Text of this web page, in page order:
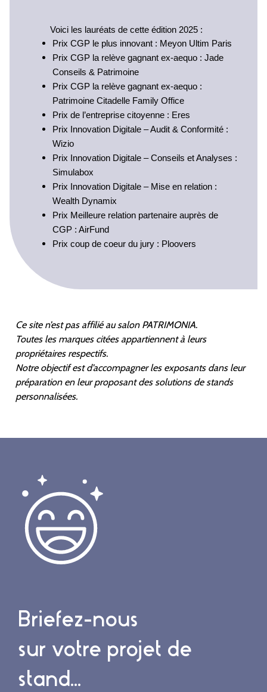
Voici les lauréats de cette édition 2025 :
Prix CGP le plus innovant : Meyon Ultim Paris
Prix CGP la relève gagnant ex-aequo : Jade
Conseils & Patrimoine
Prix CGP la relève gagnant ex-aequo :
Patrimoine Citadelle Family Office
Prix de l’entreprise citoyenne : Eres
Prix Innovation Digitale – Audit & Conformité :
Wizio
Prix Innovation Digitale – Conseils et Analyses :
Simulabox
Prix Innovation Digitale – Mise en relation :
Wealth Dynamix
Prix Meilleure relation partenaire auprès de
CGP : AirFund
Prix coup de coeur du jury : Ploovers
Ce site n’est pas affilié au salon PATRIMONIA.
Toutes les marques citées appartiennent à leurs
propriétaires respectifs.
Notre objectif est d’accompagner les exposants dans leur
préparation en leur proposant des solutions de stands
personnalisées.
Briefez-nous
sur votre projet de
stand...